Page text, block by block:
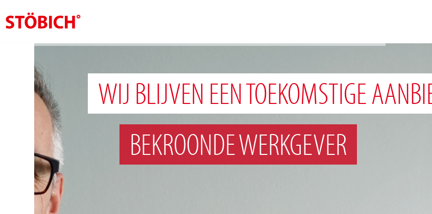
Over ons
Oplossingen
Referenties
Over Stöbich
Actueel
Contact
WIJ BLIJVEN EEN TOEKOMSTIGE
BEKROONDE WERKGEVER